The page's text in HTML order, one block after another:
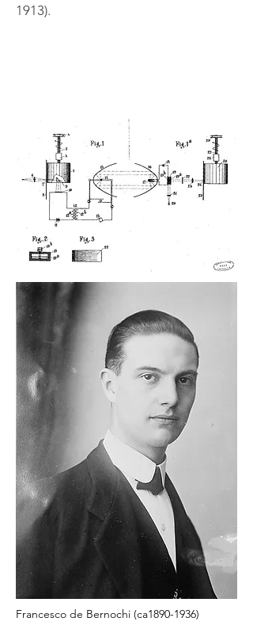
1913).
Francesco de Bernochi (ca1890-1936)